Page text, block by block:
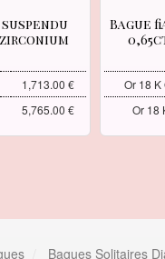
1,713.00 €
5,765.00 €
Bague
Or 18 K
Or 18
Bagues Solitaires